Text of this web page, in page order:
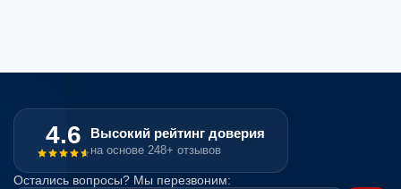
4.6 Высокий рейтинг доверия
на основе 248+ отзывов
Остались вопросы? Мы перезвоним: